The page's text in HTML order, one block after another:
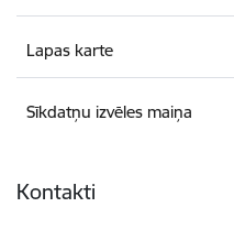
Lapas karte
Sīkdatņu izvēles maiņa
Kontakti